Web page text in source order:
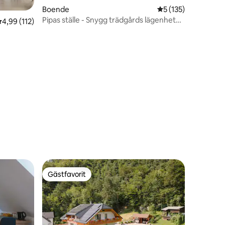
av 5 i genomsnittligt betyg, 112 omdömen
4,99 (112)
Boende 5 av 5 i
5 (135)
Pipas ställe - Snygg trädgårds lägenhet
Gästfavorit
Gästfavorit